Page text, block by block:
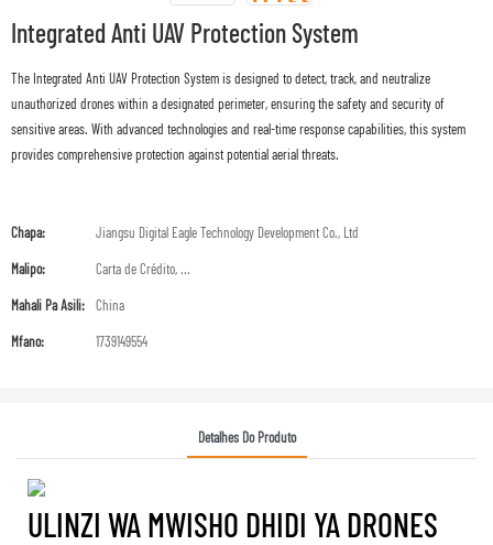
Integrated Anti UAV Protection System
The Integrated Anti UAV Protection System is designed to detect, track, and neutralize
unauthorized drones within a designated perimeter, ensuring the safety and security of
sensitive areas. With advanced technologies and real-time response capabilities, this system
provides comprehensive protection against potential aerial threats.
Chapa: Jiangsu Digital Eagle Technology Development Co., Ltd
Malipo: Carta de Crédito, ...
Mahali Pa Asili: China
Mfano: 1739149554
Detalhes Do Produto
ULINZI WA MWISHO DHIDI YA DRONES